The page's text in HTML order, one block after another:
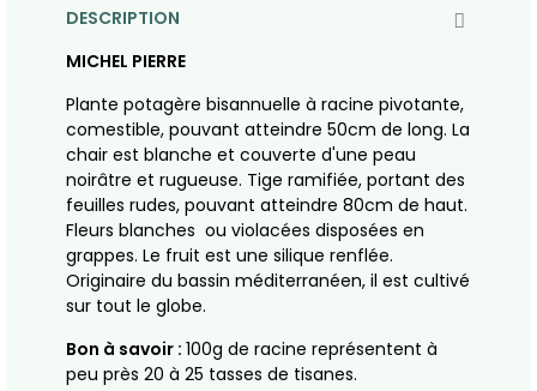
DESCRIPTION
MICHEL PIERRE
Plante potagère bisannuelle à racine pivotante,
comestible, pouvant atteindre 50cm de long. La
chair est blanche et couverte d'une peau
noirâtre et rugueuse. Tige ramifiée, portant des
feuilles rudes, pouvant atteindre 80cm de haut.
Fleurs blanches ou violacées disposées en
grappes. Le fruit est une silique renflée.
Originaire du bassin méditerranéen, il est cultivé
sur tout le globe.
Bon à savoir : 100g de racine représentent à
peu près 20 à 25 tasses de tisanes.